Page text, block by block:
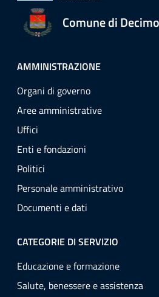
Comune di
AMMINISTRAZIONE
Organi di governo
Aree amministrative
Uffici
Enti e fondazioni
Politici
Personale amministrativo
Documenti e dati
CATEGORIE DI SERVIZIO
Educazione e formazione
Salute, benessere e assistenza